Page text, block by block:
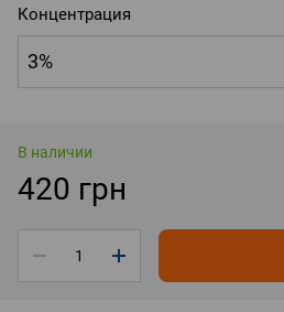
Концентрация
3%
В наличии
420 грн